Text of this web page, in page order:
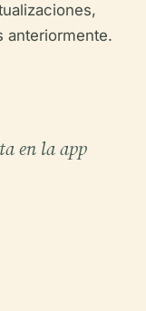
anteriormente.
en la app